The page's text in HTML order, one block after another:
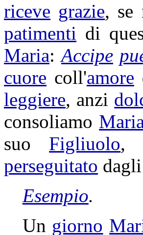
riceve grazie, se
patimenti di
Maria:Accipe
cuore coll'amore
leggiere, anzi
consoliamo
suo Figliuolo,
perseguitato dagli
Esempio.
Un giorno